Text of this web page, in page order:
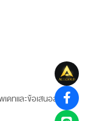
ดทและข้อเสนอล่าสุด